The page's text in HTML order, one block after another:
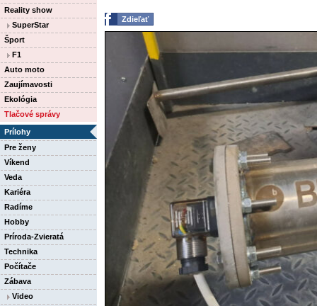
Reality show
SuperStar
Šport
F1
Auto moto
Zaujímavosti
Ekológia
Tlačové správy
Prílohy
Pre ženy
Víkend
Veda
Kariéra
Radíme
Hobby
Príroda-Zvieratá
Technika
Počítače
Zábava
Video
Zdieľať